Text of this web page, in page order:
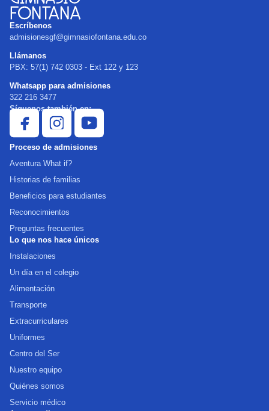
Escríbenos
admisionesgf@gimnasiofontana.edu.co
Llámanos
PBX: 57(1) 742 0303 - Ext 122 y 123
Whatsapp para admisiones
322 216 3477
Síguenos también en:
Proceso de admisiones
Aventura What if?
Historias de familias
Beneficios para estudiantes
Reconocimientos
Preguntas frecuentes
Lo que nos hace únicos
Instalaciones
Un día en el colegio
Alimentación
Transporte
Extracurriculares
Uniformes
Centro del Ser
Nuestro equipo
Quiénes somos
Servicio médico